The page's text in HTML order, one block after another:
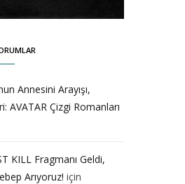
Annesini Arayışı,
AVATAR Çizgi Romanları
KILL Fragmanı Geldi,
Arıyoruz! için